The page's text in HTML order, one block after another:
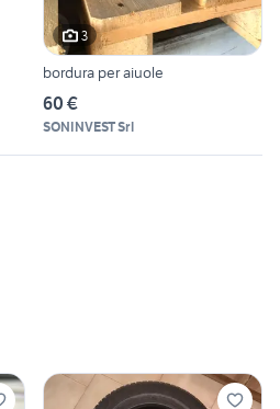
3
bordura per aiuole
60 €
SONINVEST Srl